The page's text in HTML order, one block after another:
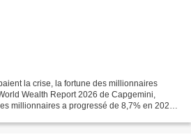
la crise, la fortune des millionnaires
Wealth Report 2026 de Capgemini,
millionnaires a progressé de 8,7% en 2025.